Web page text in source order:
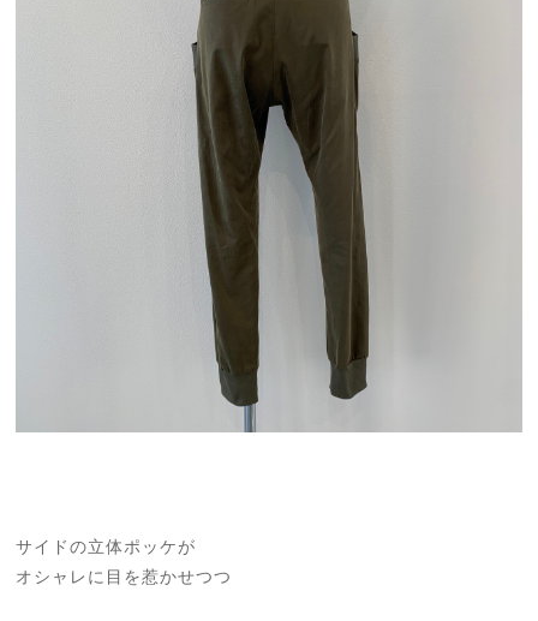
サイドの立体ポッケが
オシャレに目を惹かせつつ